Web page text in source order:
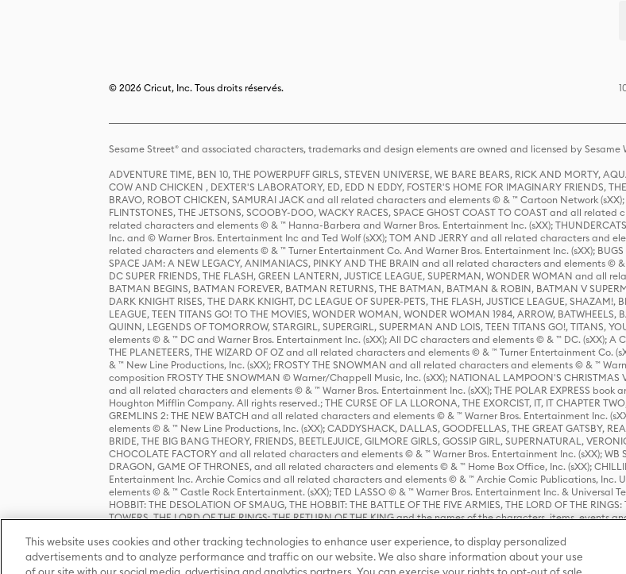
© 2026 Cricut, Inc. Tous droits réservés.
Sesame Street® and associated characters, trademarks and design elements are owned and licensed by Sesame
ADVENTURE TIME, BEN 10, THE POWERPUFF GIRLS, STEVEN UNIVERSE, WE BARE BEARS, RICK AND MORTY,
COW AND CHICKEN , DEXTER'S LABORATORY, ED, EDD N EDDY, FOSTER'S HOME FOR IMAGINARY FRIENDS,
BRAVO, ROBOT CHICKEN, SAMURAI JACK and all related characters and elements © & ™ Cartoon Network
FLINTSTONES, THE JETSONS, SCOOBY-DOO, WACKY RACES, SPACE GHOST COAST TO COAST and all
related characters and elements © & ™ Hanna-Barbera and Warner Bros. Entertainment Inc. (sXX);
Inc. and © Warner Bros. Entertainment Inc and Ted Wolf (sXX); TOM AND JERRY and all related characters and
related characters and elements © & ™ Turner Entertainment Co. And Warner Bros. Entertainment Inc. (sXX); BUGS
SPACE JAM: A NEW LEGACY, ANIMANIACS, PINKY AND THE BRAIN and all related characters and elements ©
DC SUPER FRIENDS, THE FLASH, GREEN LANTERN, JUSTICE LEAGUE, SUPERMAN, WONDER WOMAN and
BATMAN BEGINS, BATMAN FOREVER, BATMAN RETURNS, THE BATMAN, BATMAN & ROBIN, BATMAN V
DARK KNIGHT RISES, THE DARK KNIGHT, DC LEAGUE OF SUPER-PETS, THE FLASH, JUSTICE LEAGUE, SHAZAM!,
LEAGUE, TEEN TITANS GO! TO THE MOVIES, WONDER WOMAN, WONDER WOMAN 1984, ARROW,
QUINN, LEGENDS OF TOMORROW, STARGIRL, SUPERGIRL, SUPERMAN AND LOIS, TEEN TITANS GO!,
elements © & ™ DC and Warner Bros. Entertainment Inc. (sXX); All DC characters and elements © & ™ DC. (sXX); A
THE PLANETEERS, THE WIZARD OF OZ and all related characters and elements © & ™ Turner Entertainment Co.
& ™ New Line Productions, Inc. (sXX); FROSTY THE SNOWMAN and all related characters and elements © & ™
composition FROSTY THE SNOWMAN © Warner/Chappell Music, Inc. (sXX); NATIONAL LAMPOON'S CHRISTMAS
and all related characters and elements © & ™ Warner Bros. Entertainment Inc. (sXX); THE POLAR EXPRESS
Houghton Mifflin Company. All rights reserved.; THE CURSE OF LA LLORONA, THE EXORCIST, IT, IT CHAPTER
GREMLINS 2: THE NEW BATCH and all related characters and elements © & ™ Warner Bros. Entertainment Inc.
elements © & ™ New Line Productions, Inc. (sXX); CADDYSHACK, DALLAS, GOODFELLAS, THE GREAT GATSBY,
BRIDE, THE BIG BANG THEORY, FRIENDS, BEETLEJUICE, GILMORE GIRLS, GOSSIP GIRL, SUPERNATURAL,
CHOCOLATE FACTORY and all related characters and elements © & ™ Warner Bros. Entertainment Inc. (sXX); WB
DRAGON, GAME OF THRONES, and all related characters and elements © & ™ Home Box Office, Inc. (sXX);
Entertainment Inc. Archie Comics and all related characters and elements © & ™ Archie Comic Publications, Inc.
elements © & ™ Castle Rock Entertainment. (sXX); TED LASSO © & ™ Warner Bros. Entertainment Inc. & Universal
HOBBIT: THE DESOLATION OF SMAUG, THE HOBBIT: THE BATTLE OF THE FIVE ARMIES, THE LORD OF THE
TOWERS, THE LORD OF THE RINGS: THE RETURN OF THE KING and the names of the characters, items,
Warner Bros. Entertainment Inc. (sXX); WIZARDING WORLD and all related trademarks, characters, names, and
Entertainment Inc. All rights reserved.
This website uses cookies and other tracking technologies to enhance user experience, to display personalized
advertisements and to analyze performance and traffic on our website. We also share information about your use